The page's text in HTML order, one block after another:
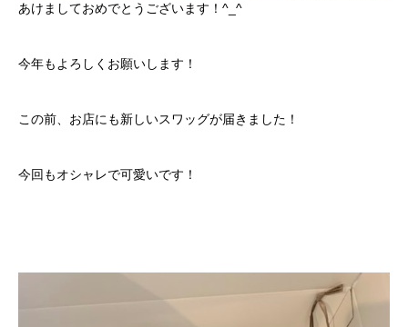
あけましておめでとうございます！^_^
今年もよろしくお願いします！
この前、お店にも新しいスワッグが届きました！
今回もオシャレで可愛いです！